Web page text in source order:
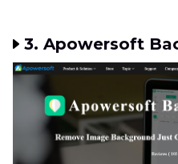
3. Apowersoft